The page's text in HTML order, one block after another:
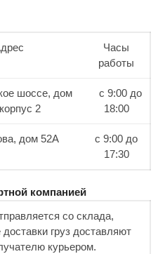
Часы
работы
шоссе, дом
2
с 9:00 до
18:00
дом 52А
с 9:00 до
17:30
компанией
со склада,
доставки груз доставляют
курьером.